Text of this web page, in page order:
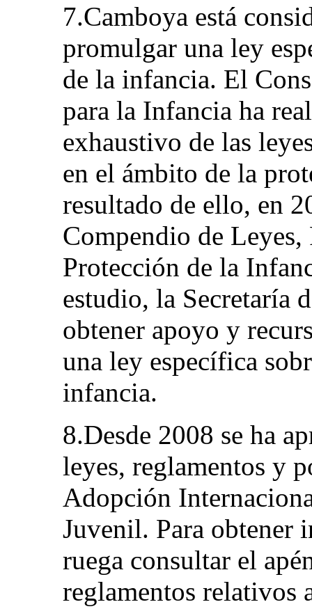
7.Camboya está
promulgar una ley
de la infancia. El
para la Infancia ha
exhaustivo de las
en el ámbito de la
resultado de ello, en
Compendio de
Protección de la
estudio, la Secretaría
obtener apoyo y
una ley específica
infancia.
8.Desde 2008 se ha
leyes, reglamentos y
Adopción
Juvenil. Para obtener
ruega consultar el
reglamentos relativos